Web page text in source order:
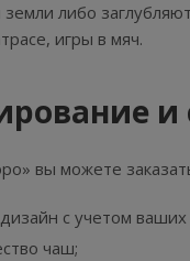
земли либо
игры в мяч.
и
вы можете
с учетом
чаш;